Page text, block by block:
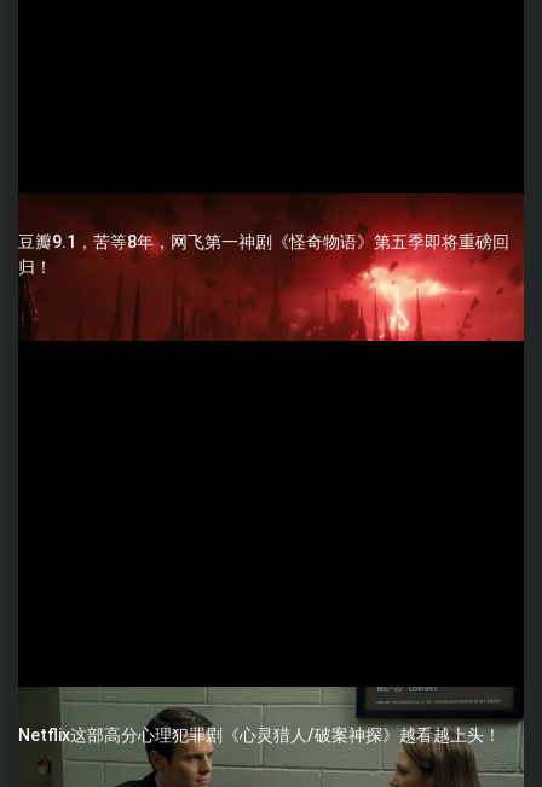
豆瓣9.1，苦等8年，网飞第一神剧《怪奇物语》第五季即将重磅回
归！
Netflix这部高分心理犯罪剧《心灵猎人/破案神探》越看越上头！